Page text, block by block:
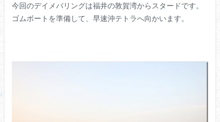
今回のデイメバリングは福井の敦賀湾からスタードです。
ゴムボートを準備して、早速沖テトラへ向かいます。